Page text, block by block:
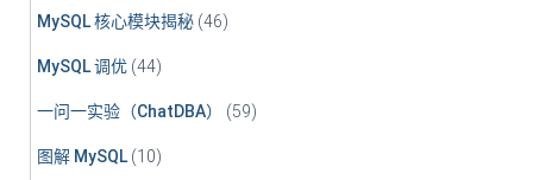
MySQL 核心模块揭秘 (46)
MySQL 调优 (44)
一问一实验（ChatDBA） (59)
图解 MySQL (10)